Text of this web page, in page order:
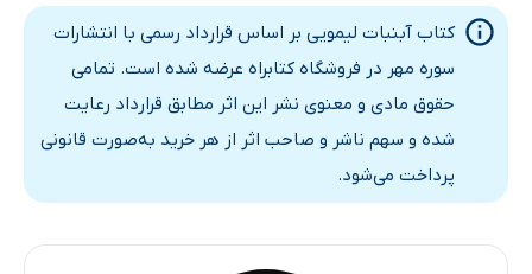
کتاب آبنبات لیمویی بر اساس قرارداد رسمی با انتشارات
سوره مهر در فروشگاه کتابراه عرضه شده است. تمامی
حقوق مادی و معنوی نشر این اثر مطابق قرارداد رعایت
شده و سهم ناشر و صاحب اثر از هر خرید به‌صورت قانونی
پرداخت می‌شود.